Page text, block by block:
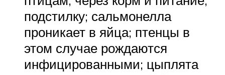
подстилку; сальмонелла
проникает в яйца; птенцы в
этом случае рождаются
инфицированными; цыплята